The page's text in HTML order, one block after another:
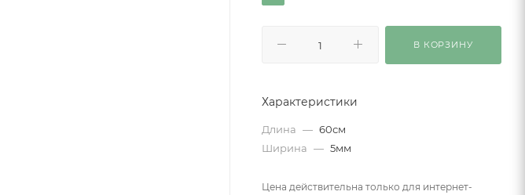
В КОРЗИНУ
Характеристики
Длина — 60см
Ширина — 5мм
Цена действительна только для интернет-